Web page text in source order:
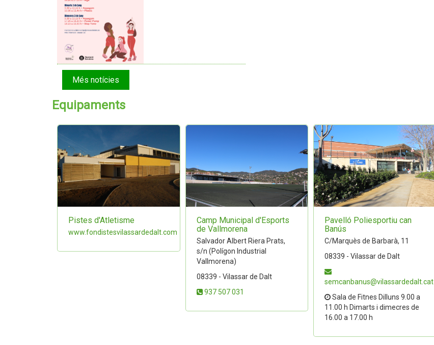
Més notícies
Equipaments
Pistes d'Atletisme
www.fondistesvilassardedalt.com
Camp Municipal d'Esports
de Vallmorena
Salvador Albert Riera Prats,
s/n (Polígon Industrial
Vallmorena)
08339 - Vilassar de Dalt
937 507 031
Pavelló Poliesportiu can
Banús
C/Marquès de Barbarà, 11
08339 - Vilassar de Dalt
semcanbanus@vilassardedalt.cat
Sala de Fitnes Dilluns 9.00 a
11.00 h Dimarts i dimecres de
16.00 a 17.00 h